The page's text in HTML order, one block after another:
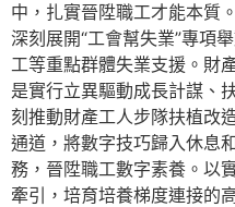
中，扎實晉陞職工才能本質
深刻展開“工會幫失業”專項
工等重點群體失業支援。財
是實行立異驅動成長計謀、
刻推動財產工人步隊扶植改
通道，將數字技巧歸入休息
務，晉陞職工數字素養。以
牽引，培育培養梯度連接的